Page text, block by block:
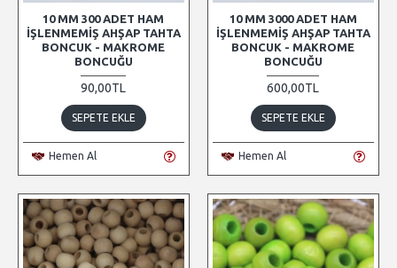
10 MM 300 ADET HAM
İŞLENMEMIŞ AHŞAP TAHTA
BONCUK - MAKROME
BONCUĞU
90,00TL
SEPETE EKLE
Hemen Al
10 MM 3000 ADET HAM
İŞLENMEMIŞ AHŞAP TAHTA
BONCUK - MAKROME
BONCUĞU
600,00TL
SEPETE EKLE
Hemen Al